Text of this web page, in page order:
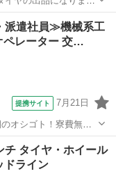
ール
派遣社員≫機械系工
ペレーター 交…
提携サイト 7月21日
オシゴト！寮費無料
未経験活躍中！高時
タイヤ・ホイール
ドライン